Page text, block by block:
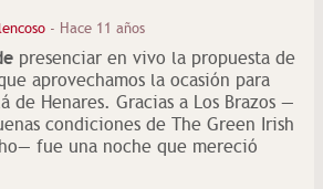
- Hace 11 años
presenciar en vivo la propuesta de
aprovechamos la ocasión para
de Henares. Gracias a Los Brazos —
condiciones de The Green Irish
fue una noche que mereció